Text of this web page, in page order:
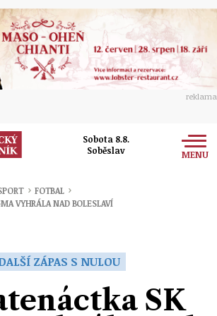
reklama
Sobota 8.8.
Soběslav
MENU
› FOTBAL ›
VYHRÁLA NAD BOLESLAVÍ
ZÁPAS S NULOU
SK